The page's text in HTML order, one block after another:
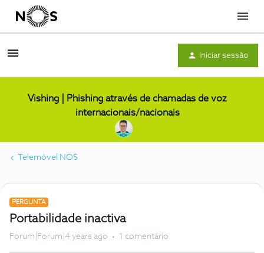
Menu
Iniciar sessão
Vishing | Phishing através de chamadas de voz
internacionais/nacionais
Telemóvel NOS
PERGUNTA
Portabilidade inactiva
Forum|Forum|4 years ago 1 comentário